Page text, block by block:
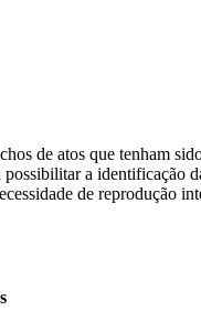
de atos que tenham
a identificação
de reprodução